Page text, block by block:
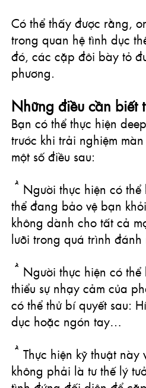
Có thể thấy được rằng,
trong quan hệ tình dục
đó, các cặp đôi bày tỏ
phương.
Những điều cần biết
Bạn có thể thực hiện
trước khi trải nghiệm
một số điều sau:
● Người thực hiện có
thể đang bảo vệ bạn
không dành cho tất cả
lưỡi trong quá trình đánh
● Người thực hiện có
thiểu sự nhạy cảm của
có thể thử bí quyết sau:
dục hoặc ngón tay…
● Thực hiện kỹ thuật
không phải là tư thế lý